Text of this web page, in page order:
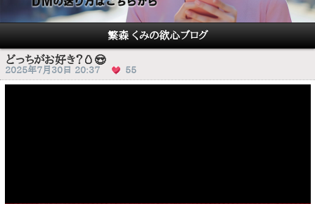
繁森 くみの欲心ブログ
どっちがお好き？🥚😍
2025年7月30日 20:37 55